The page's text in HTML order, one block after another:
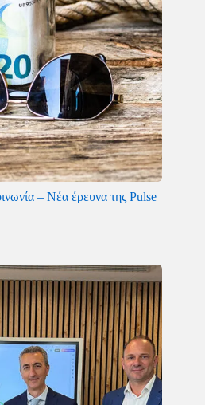
– Νέα έρευνα της Pulse